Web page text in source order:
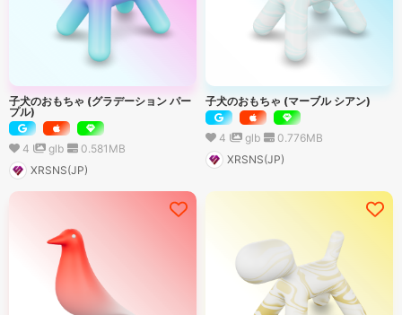
子犬のおもちゃ (グラデーション パー
プル)
4 glb 0.581 MB
XRSNS(JP)
子犬のおもちゃ (マーブル シアン)
4 glb 0.776MB
XRSNS(JP)